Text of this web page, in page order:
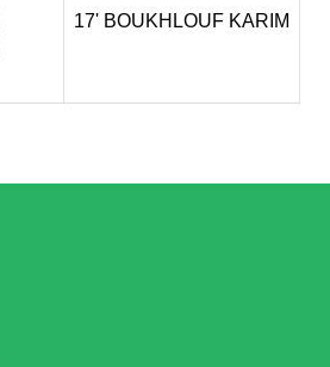
17' BOUKHLOUF KARIM